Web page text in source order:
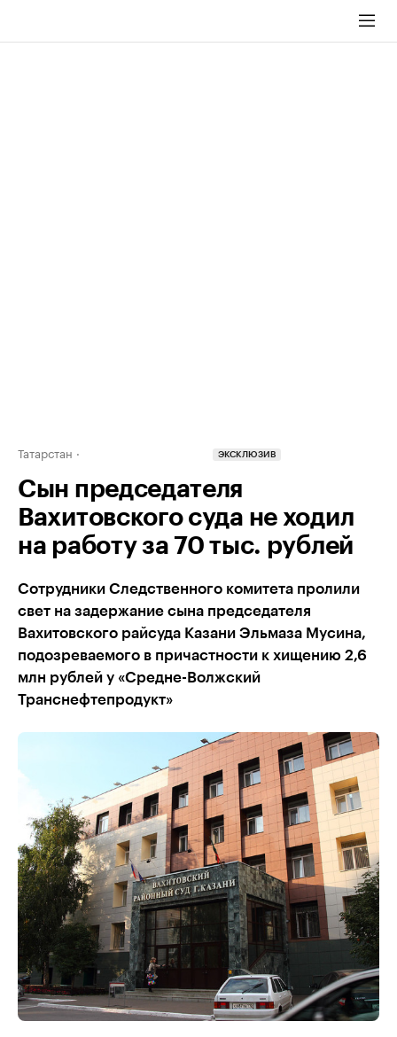
Татарстан ЭКСКЛЮЗИВ
Сын председателя
Вахитовского суда не ходил
на работу за 70 тыс. рублей
Сотрудники Следственного комитета пролили
свет на задержание сына председателя
Вахитовского райсуда Казани Эльмаза Мусина,
подозреваемого в причастности к хищению 2,6
млн рублей у «Средне-Волжский
Транснефтепродукт»